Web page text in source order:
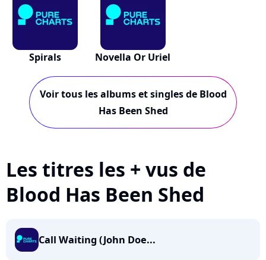
Spirals Novella Or Uriel
Voir tous les albums et singles de Blood
Has Been Shed
Les titres les + vus de
Blood Has Been Shed
Call Waiting (John Doe...